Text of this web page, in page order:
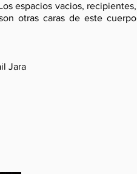
espacios vacios, recipientes,
otras caras de este cuerpo
Jara